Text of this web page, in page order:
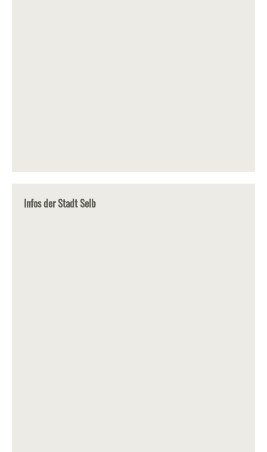
Infos der Stadt Selb